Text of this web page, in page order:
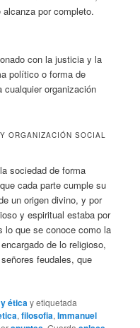
por completo.
con la justicia y la
político o forma de
organización
ORGANIZACIÓN SOCIAL
sociedad de forma
cada parte cumple su
un origen divino, y por
y espiritual estaba por
lo que se conoce como la
de lo religioso,
feudales, que
éticay etiquetada
,filosofia,Immanuel